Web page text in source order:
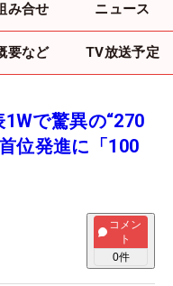
み合せ ニュース
要など TV放送予定
で驚異の“270
位発進に「100
コメン
ト
0件